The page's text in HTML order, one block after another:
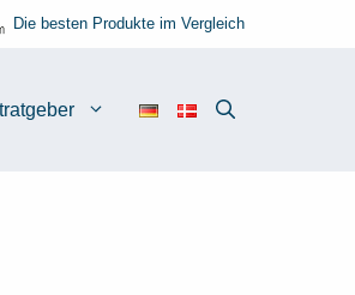
Die besten Produkte im Vergleich